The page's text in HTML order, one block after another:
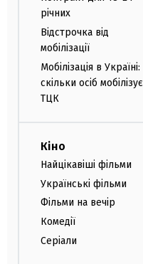
річних
Відстрочка від
мобілізації
Мобілізація в Україні:
скільки осіб мобілізує
ТЦК
Кіно
Найцікавіші фільми
Українські фільми
Фільми на вечір
Комедії
Серіали